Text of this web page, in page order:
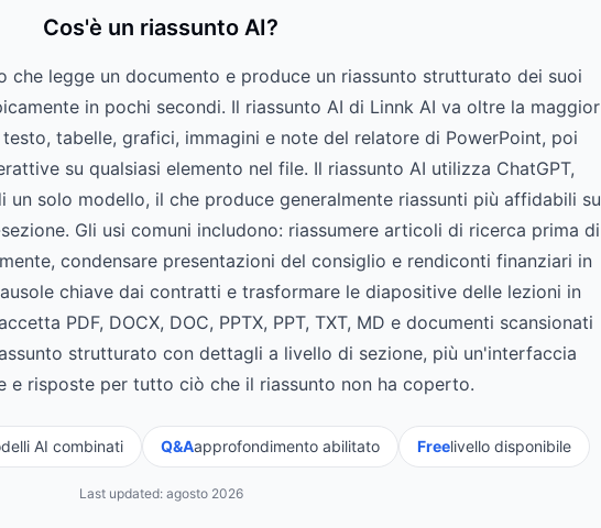
Cos'è un riassunto AI?
che legge un documento e produce un riassunto strutturato dei suoi
in pochi secondi. Il riassunto AI di Linnk AI va oltre la maggior
tabelle, grafici, immagini e note del relatore di PowerPoint, poi
su qualsiasi elemento nel file. Il riassunto AI utilizza ChatGPT,
un solo modello, il che produce generalmente riassunti più affidabili su
Gli usi comuni includono: riassumere articoli di ricerca prima di
condensare presentazioni del consiglio e rendiconti finanziari in
chiave dai contratti e trasformare le diapositive delle lezioni in
PDF, DOCX, DOC, PPTX, PPT, TXT, MD e documenti scansionati
strutturato con dettagli a livello di sezione, più un'interfaccia
e risposte per tutto ciò che il riassunto non ha coperto.
AI combinati Q&Aapprofondimento abilitato Freelivello disponibile
Last updated: agosto 2026